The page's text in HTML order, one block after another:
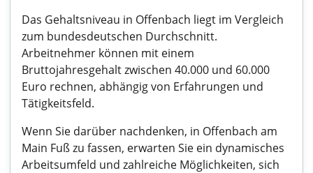
Das Gehaltsniveau in Offenbach liegt im Vergleich
zum bundesdeutschen Durchschnitt.
Arbeitnehmer können mit einem
Bruttojahresgehalt zwischen 40.000 und 60.000
Euro rechnen, abhängig von Erfahrungen und
Tätigkeitsfeld.
Wenn Sie darüber nachdenken, in Offenbach am
Main Fuß zu fassen, erwarten Sie ein dynamisches
Arbeitsumfeld und zahlreiche Möglichkeiten, sich